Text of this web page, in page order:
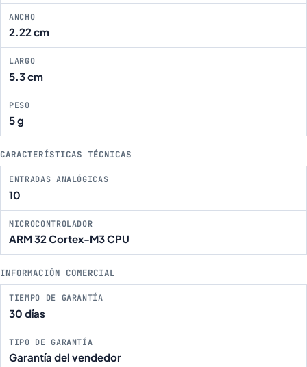
ANCHO
2.22 cm
LARGO
5.3 cm
PESO
5 g
CARACTERÍSTICAS TÉCNICAS
ENTRADAS ANALÓGICAS
10
MICROCONTROLADOR
ARM 32 Cortex-M3 CPU
INFORMACIÓN COMERCIAL
TIEMPO DE GARANTÍA
30 días
TIPO DE GARANTÍA
Garantía del vendedor